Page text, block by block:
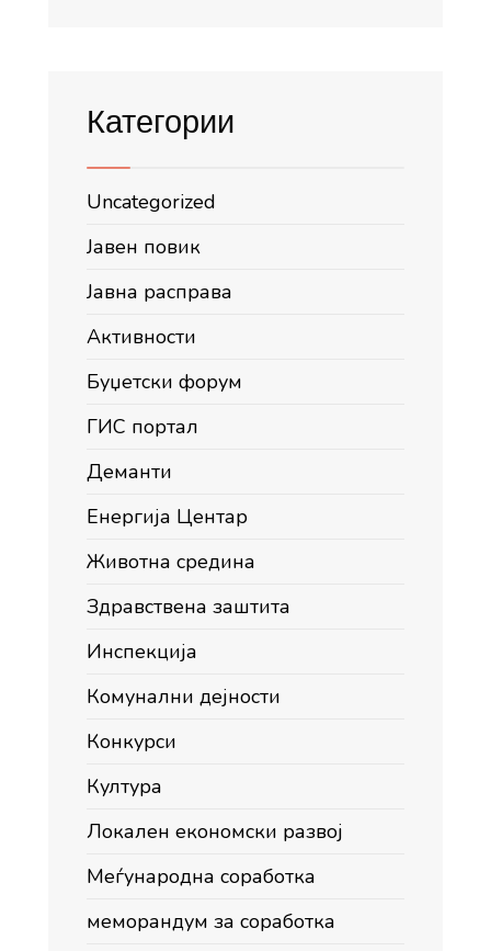
Категории
Uncategorized
Јавен повик
Јавна расправа
Активности
Буџетски форум
ГИС портал
Деманти
Енергија Центар
Животна средина
Здравствена заштита
Инспекција
Комунални дејности
Конкурси
Култура
Локален економски развој
Меѓународна соработка
меморандум за соработка